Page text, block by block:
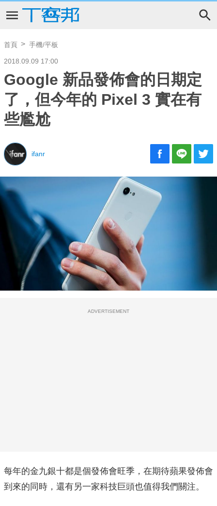
首頁 手機/平板
2018.09.09 17:00
Google 新品發佈會的日期定
了，但今年的 Pixel 3 實在有
些尷尬
ifanr
ADVERTISEMENT
每年的金九銀十都是個發佈會旺季，在期待蘋果發佈會
到來的同時，還有另一家科技巨頭也值得我們關注。